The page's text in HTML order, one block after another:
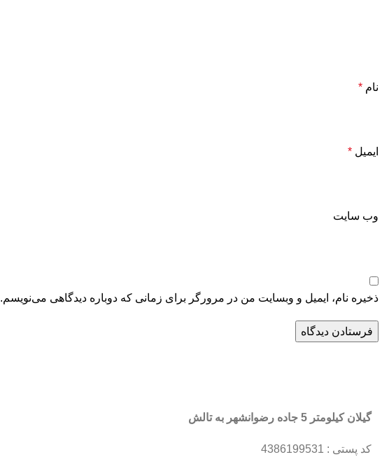
نام *
ایمیل *
وب‌ سایت
ذخیره نام، ایمیل و وبسایت من در مرورگر برای زمانی که دوباره دیدگاهی می‌نویسم.
گیلان کیلومتر 5 جاده رضوانشهر به تالش
کد پستی : 4386199531